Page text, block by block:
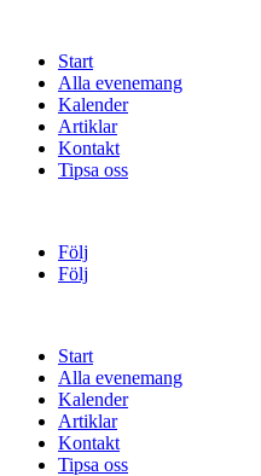
Start
Alla evenemang
Kalender
Artiklar
Kontakt
Tipsa oss
Följ
Följ
Start
Alla evenemang
Kalender
Artiklar
Kontakt
Tipsa oss